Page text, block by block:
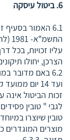
6. ביטול עיסקה
6.1 האמור
עליו זכויות, בכל
הצרכן, יחולו
6.2 באם מדובר
ועד 14 יום ממועד קבלת המוצר בפועל.
זכות הביטול אינה
לגבי " טובין
טובין שיוצרו
מוצרים